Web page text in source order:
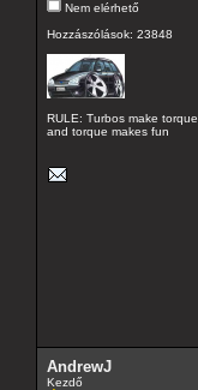
Nem elérhető
Hozzászólások: 23848
RULE: Turbos make torque,
and torque makes fun
AndrewJ
Kezdő